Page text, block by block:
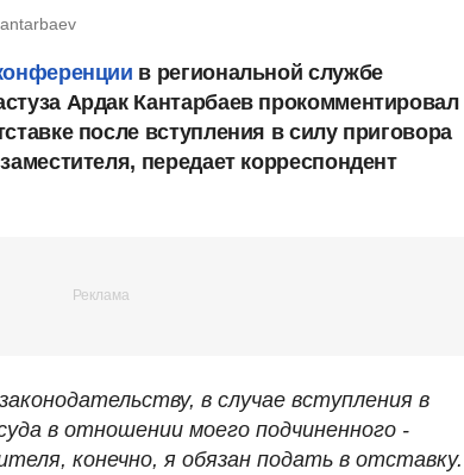
в региональной службе
Ардак Кантарбаев прокомментировал
после вступления в силу приговора
передает корреспондент
в случае вступления в
в отношении моего подчиненного -
конечно, я обязан подать в отставку.